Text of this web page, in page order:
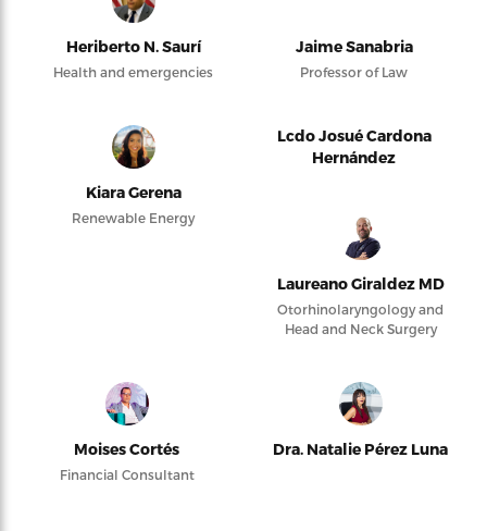
Heriberto N. Saurí
Health and emergencies
Jaime Sanabria
Professor of Law
Kiara Gerena
Renewable Energy
Lcdo Josué Cardona
Hernández
Laureano Giraldez MD
Otorhinolaryngology and
Head and Neck Surgery
Moises Cortés
Financial Consultant
Dra. Natalie Pérez Luna